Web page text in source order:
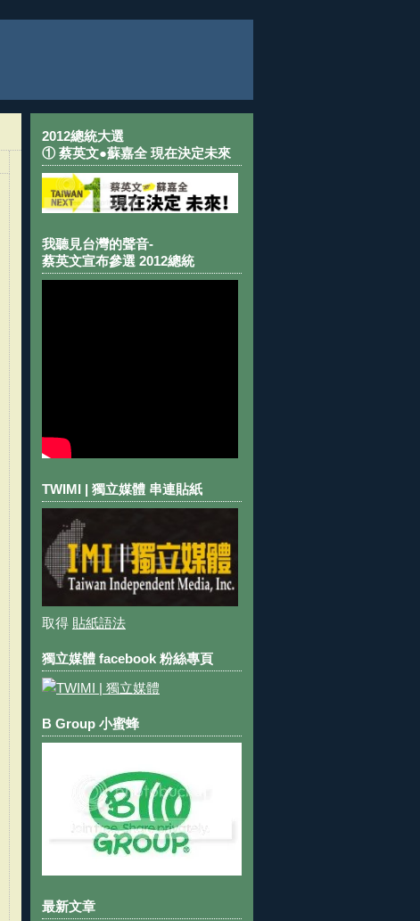
2012總統大選
① 蔡英文●蘇嘉全 現在決定未來
我聽見台灣的聲音-
蔡英文宣布參選 2012總統
TWIMI | 獨立媒體 串連貼紙
取得 貼紙語法
獨立媒體 facebook 粉絲專頁
B Group 小蜜蜂
最新文章